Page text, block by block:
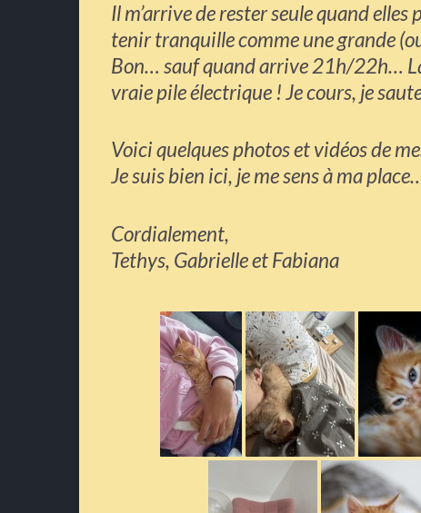
Il m’arrive de rester seule quand
tenir tranquille comme une grande
Bon… sauf quand arrive 21h/22h…
vraie pile électrique ! Je cours, je
Voici quelques photos et vidéos de
Je suis bien ici, je me sens à ma
Cordialement,
Tethys, Gabrielle et Fabiana